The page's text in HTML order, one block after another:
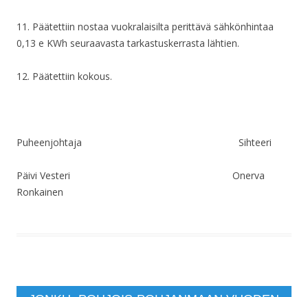
11. Päätettiin nostaa vuokralaisilta perittävä sähkönhintaa
0,13 e KWh seuraavasta tarkastuskerrasta lähtien.
12. Päätettiin kokous.
Puheenjohtaja Sihteeri
Päivi Vesteri Onerva
Ronkainen